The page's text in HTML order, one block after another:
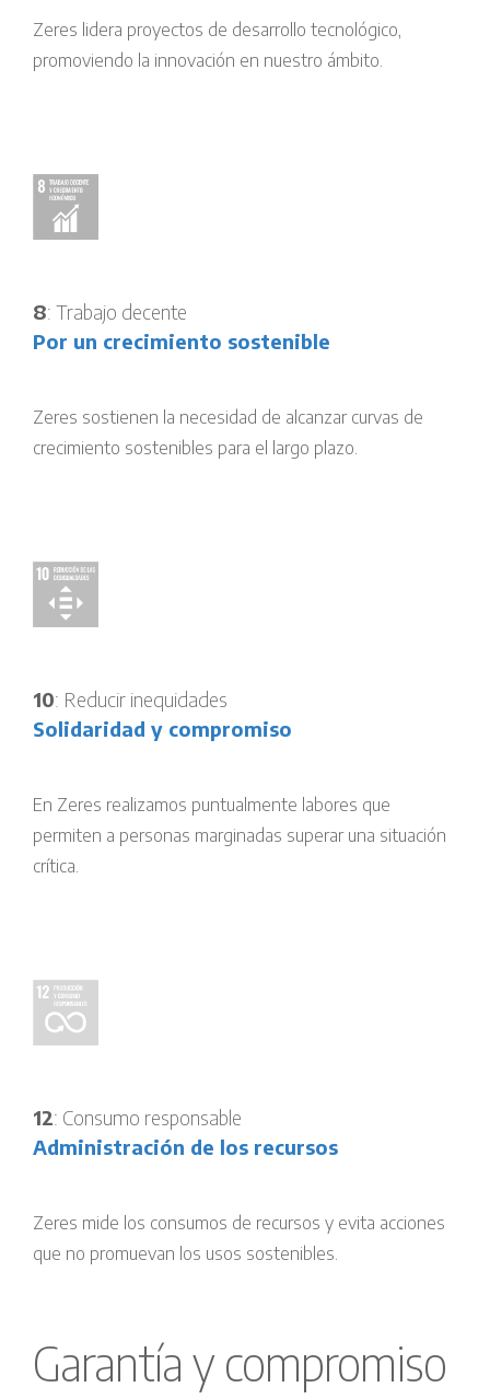
Zeres lidera proyectos de desarrollo tecnológico,
promoviendo la innovación en nuestro ámbito.
8: Trabajo decente
Por un crecimiento sostenible
Zeres sostienen la necesidad de alcanzar curvas de
crecimiento sostenibles para el largo plazo.
10: Reducir inequidades
Solidaridad y compromiso
En Zeres realizamos puntualmente labores que
permiten a personas marginadas superar una situación
crítica.
12: Consumo responsable
Administración de los recursos
Zeres mide los consumos de recursos y evita acciones
que no promuevan los usos sostenibles.
Garantía y compromiso